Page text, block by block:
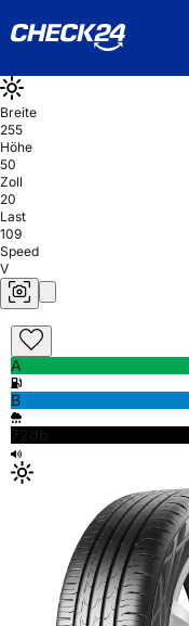
Breite
255
Höhe
50
Zoll
20
Last
109
Speed
V
A
B
72db